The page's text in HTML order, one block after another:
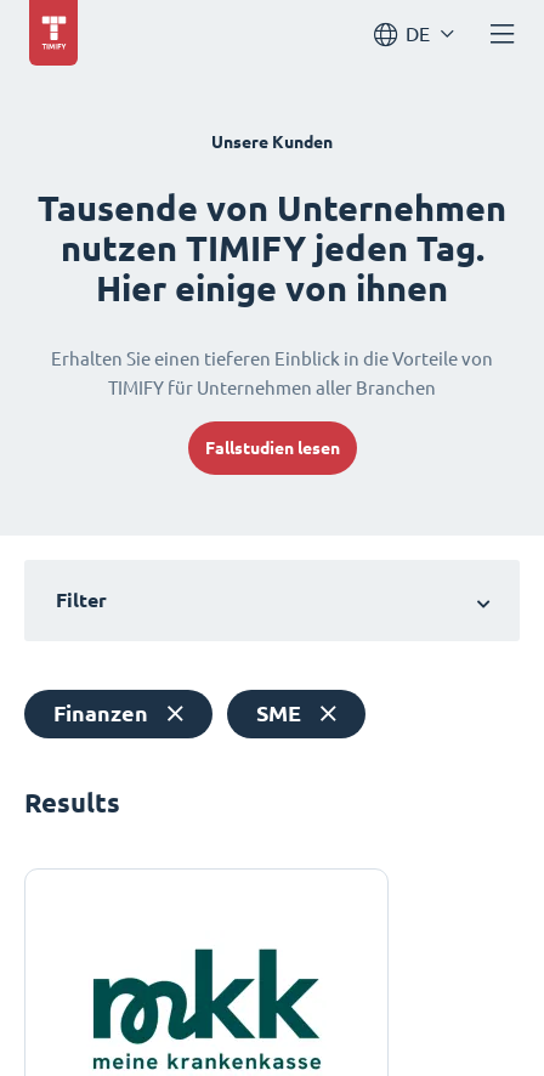
DE
Unsere Kunden
Tausende von Unternehmen
nutzen TIMIFY jeden Tag.
Hier einige von ihnen
Erhalten Sie einen tieferen Einblick in die Vorteile von
TIMIFY für Unternehmen aller Branchen
Fallstudien lesen
Filter
Finanzen SME
Results